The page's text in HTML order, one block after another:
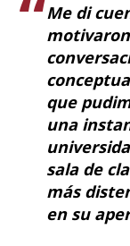
Me di
que
una
sala de
más
en su